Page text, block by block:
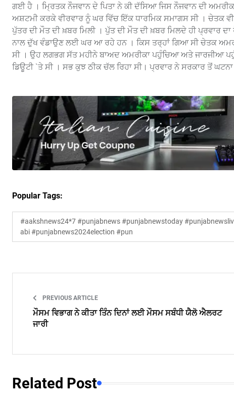
ਗਈ ਹੈ । ਮ੍ਰਿਤਕ ਨੌਜਵਾਨ ਦੇ ਪਿਤਾ ਨੇ ਕੀ ਦੱਸਿਆ ਜਿਸ ਨੌਜਵਾਨ ਦੀ
ਅਸ਼ਟਮੀ ਕਰਕੇ ਵੀਰਵਾਰ ਨੂੰ ਘਰ ਵਿੱਚ ਇੱਕ ਧਾਰਮਿਕ ਸਮਾਗਸ ਸੀ ।
ਪੁੱਤਰ ਦੀ ਮੌਤ ਦੀ ਖ਼ਬਰ ਮਿਲੀ । ਪੁੱਤ ਦੀ ਮੌਤ ਦੀ ਖ਼ਬਰ ਮਿਲਦੇ ਹੀ ਪ੍ਰਵਾਰ
ਨਾਲ ਦੁੱਖ ਵੰਡਾਉਣ ਲਈ ਘਰ ਆ ਰਹੇ ਹਨ । ਕਿਸ ਤਰ੍ਹਾਂ ਗਿਆ ਸੀ ਚੇਤਕ
ਸੀ । ਉਹ ਲਗਭਗ ਸੱਤ ਮਹੀਨੇ ਬਾਅਦ ਅਮਰੀਕਾ ਪਹੁੰਚਿਆ ਅਤੇ ਜਾਰਜੀਆ
ਡਿਊਟੀ `ਤੇ ਸੀ । ਸਭ ਕੁਝ ਠੀਕ ਚੱਲ ਰਿਹਾ ਸੀ। ਪ੍ਰਵਾਰ ਨੇ ਸਰਕਾਰ ਤੋਂ
Popular Tags:
#aakshnews24*7 #punjabnews #punjabnewstoday
abi #punjabnews2024election #pun
PREVIOUS ARTICLE
ਮੌਸਮ ਵਿਭਾਗ ਨੇ ਕੀਤਾ ਤਿੰਨ ਦਿਨਾਂ ਲਈ ਮੌਸਮ ਸਬੰਧੀ ਯੈਲੋ ਐਲਰਟ
ਜਾਰੀ
Related Post